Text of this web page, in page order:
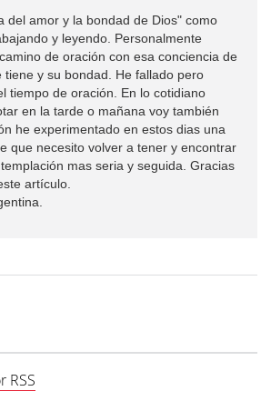
del amor y la bondad de Dios" como
y leyendo. Personalmente
de oración con esa conciencia de
tiene y su bondad. He fallado pero
tiempo de oración. En lo cotidiano
en la tarde o mañana voy también
he experimentado en estos dias una
que necesito volver a tener y encontrar
mas seria y seguida. Gracias
artículo.
RSS